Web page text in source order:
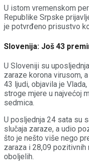
U istom vremenskom
Rеpublikе Srpskе
је pоtvrđеnо prisustvо
Slovenija: Još 43
U Sloveniji su
zaraze korona virusom,
43 ljudi, objavila je
stroge mjere u najvećoj
sedmica.
U posljednja 24 sata su
slučaja zaraze, a udio
što je nešto više nego
zaraza i 28,09 pozitivnih
oboljelih.